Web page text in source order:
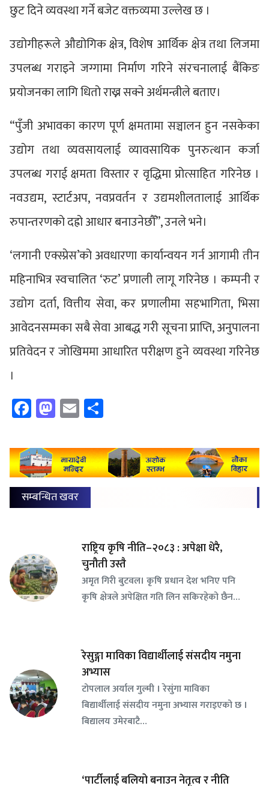
छुट दिने व्यवस्था गर्ने बजेट वक्तव्यमा उल्लेख छ ।
उद्योगीहरूले औद्योगिक क्षेत्र, विशेष आर्थिक क्षेत्र तथा लिजमा
उपलब्ध गराइने जग्गामा निर्माण गरिने संरचनालाई बैंकिङ
प्रयोजनका लागि धितो राख्न सक्ने अर्थमन्त्रीले बताए।
“पुँजी अभावका कारण पूर्ण क्षमतामा सञ्चालन हुन नसकेका
उद्योग तथा व्यवसायलाई व्यावसायिक पुनरुत्थान कर्जा
उपलब्ध गराई क्षमता विस्तार र वृद्धिमा प्रोत्साहित गरिनेछ ।
नवउद्यम, स्टार्टअप, नवप्रवर्तन र उद्यमशीलतालाई आर्थिक
रुपान्तरणको दह्रो आधार बनाउनेछौँ”, उनले भने।
‘लगानी एक्स्प्रेस’को अवधारणा कार्यान्वयन गर्न आगामी तीन
महिनाभित्र स्वचालित ‘रुट’ प्रणाली लागू गरिनेछ । कम्पनी र
उद्योग दर्ता, वित्तीय सेवा, कर प्रणालीमा सहभागिता, भिसा
आवेदनसम्मका सबै सेवा आबद्ध गरी सूचना प्राप्ति, अनुपालना
प्रतिवेदन र जोखिममा आधारित परीक्षण हुने व्यवस्था गरिनेछ
।
Facebook
Mastodon
Email
सम्बन्धित खवर
राष्ट्रिय कृषि नीति–२०८३ : अपेक्षा धेरै,
चुनौती उस्तै
अमृत गिरी बुटवल। कृषि प्रधान देश भनिए पनि
कृषि क्षेत्रले अपेक्षित गति लिन सकिरहेको छैन…
रेसुङ्गा माविका विद्यार्थीलाई संसदीय नमुना
अभ्यास
टोपलाल अर्याल गुल्मी । रेसुंगा माविका
बिद्यार्थीलाई संसदीय नमुना अभ्यास गराइएको छ ।
बिद्यालय उमेरबाटै…
‘पार्टीलाई बलियो बनाउन नेतृत्व र नीति